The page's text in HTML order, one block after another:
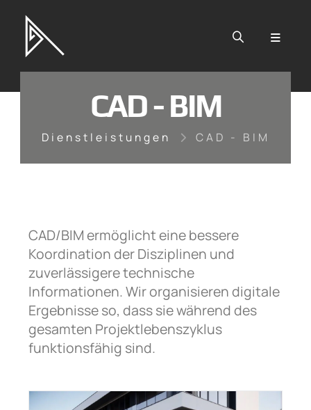
CAD - BIM
Dienstleistungen CAD - BIM
CAD/BIM ermöglicht eine bessere
Koordination der Disziplinen und
zuverlässigere technische
Informationen. Wir organisieren digitale
Ergebnisse so, dass sie während des
gesamten Projektlebenszyklus
funktionsfähig sind.